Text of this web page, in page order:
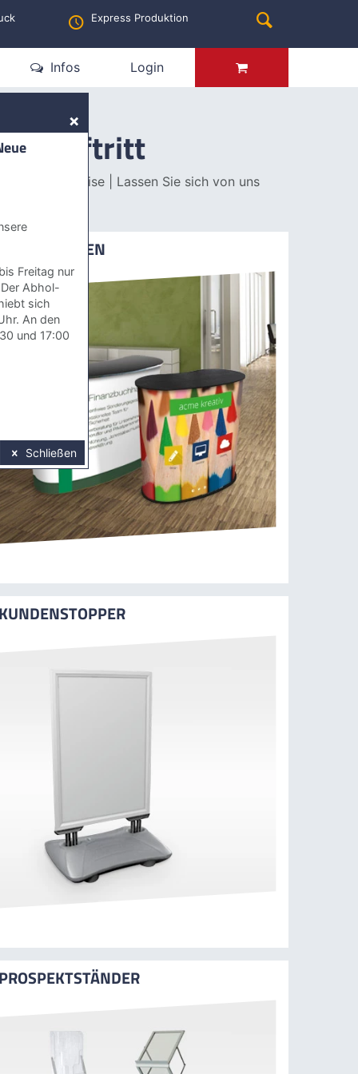
Express Produktion
Infos Login
& Top Preise | Lassen Sie sich von uns
MESSETHEKEN
KUNDENSTOPPER
PROSPEKTSTÄNDER
×
Freitag nur
Abhol-
sich
An den
und 17:00
Schließen